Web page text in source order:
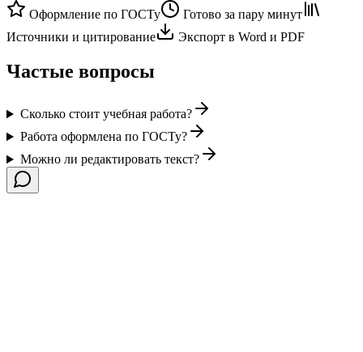
Оформление по ГОСТу
Готово за пару минут
Источники и цитирование
Экспорт в Word и PDF
Частые вопросы
Сколько стоит учебная работа?
Работа оформлена по ГОСТу?
Можно ли редактировать текст?